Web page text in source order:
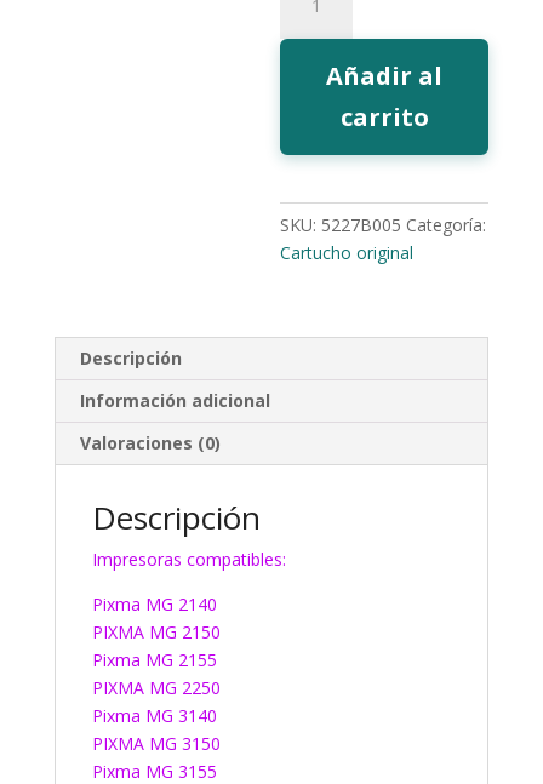
Canon
CL541
Añadir al
carrito
SKU: 5227B005 Categoría:
Cartucho original
Descripción
Información adicional
Valoraciones (0)
Descripción
Impresoras compatibles:
Pixma MG 2140
PIXMA MG 2150
Pixma MG 2155
PIXMA MG 2250
Pixma MG 3140
PIXMA MG 3150
Pixma MG 3155